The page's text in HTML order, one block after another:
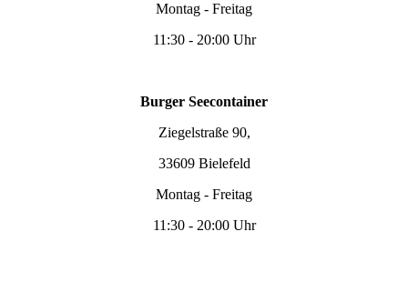
Montag - Freitag
11:30 - 20:00 Uhr
Burger Seecontainer
Ziegelstraße 90,
33609 Bielefeld
Montag - Freitag
11:30 - 20:00 Uhr